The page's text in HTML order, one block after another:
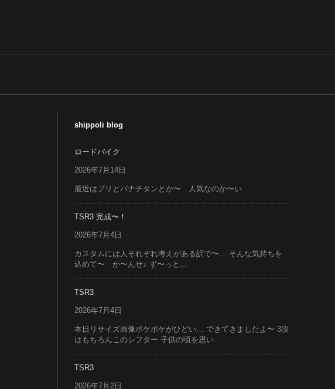
shippoli blog
ロードバイク
2026年7月14日
最近はブリとパナチタンとか〜 人気なのか〜い
TSR3 完成〜！
2026年7月4日
カスタムには人それぞれ考えがある訳で〜… そんな気持ちを
込めて〜 か〜んせ♪ ず〜っと...
TSR3
2026年7月4日
本日リサイズ画像ボケボケがひどい… できてきましたよ〜 3段
はもちろんこのシフター 子供の頃を思い...
TSR3
2026年7月2日